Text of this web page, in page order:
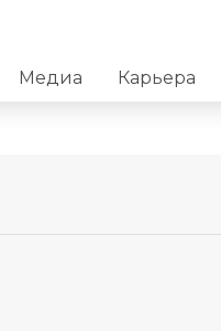
Медиа Карьера